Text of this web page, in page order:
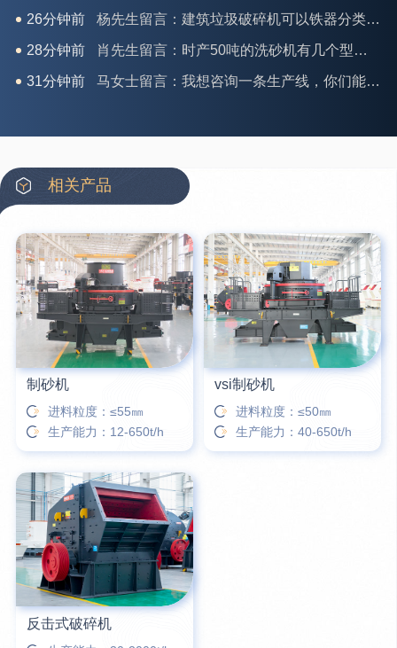
28分钟前 肖先生留言：时产50吨的洗砂机有几个型号？
31分钟前 马女士留言：我想咨询一条生产线，你们能做吗？
35分钟前 龚先生留言：处理河石、花岗岩的500*750颚破机什么价位？
3分钟前 王先生留言：水泥厂熟料能破碎吗？推荐用什么机器？
6分钟前 姚女士留言：这款破碎机一小时产能多大？是用电的还是燃油的？
12分钟前 宋先生留言：50吨左右的制砂机大概什么价位？
16分钟前 柳先生留言：洗石英砂全套设备有哪些？
26分钟前 杨先生留言：建筑垃圾破碎机可以铁器分类吗？
相关产品
制砂机
进料粒度：≤55㎜
生产能力：12-650t/h
vsi制砂机
进料粒度：≤50㎜
生产能力：40-650t/h
反击式破碎机